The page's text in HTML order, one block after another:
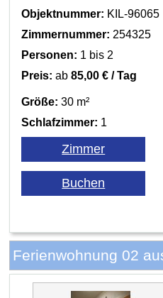
Objektnummer: KIL-96065
Zimmernummer: 254325
Personen: 1 bis 2
Preis: ab85,00 € / Tag
Größe: 30 m²
Schlafzimmer: 1
Ferienwohnung 02